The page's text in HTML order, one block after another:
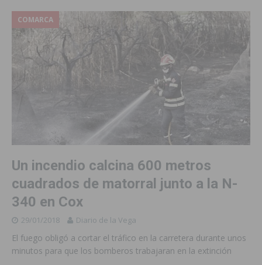
COMARCA
Un incendio calcina 600 metros
cuadrados de matorral junto a la N-
340 en Cox
29/01/2018 Diario de la Vega
El fuego obligó a cortar el tráfico en la carretera durante unos
minutos para que los bomberos trabajaran en la extinción